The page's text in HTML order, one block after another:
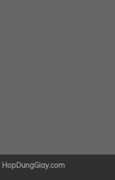
HopDungGiay.com